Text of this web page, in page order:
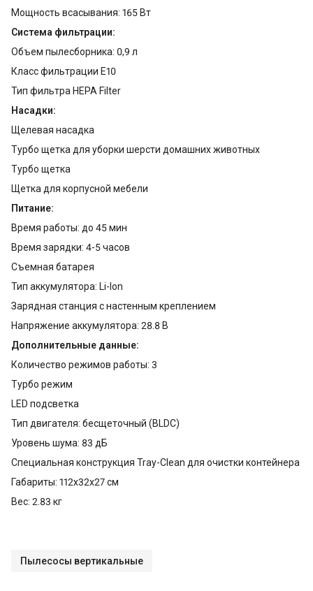
Мощность всасывания: 165 Вт
Система фильтрации:
Объем пылесборника: 0,9 л
Класс фильтрации E10
Тип фильтра HEPA Filter
Насадки:
Щелевая насадка
Турбо щетка для уборки шерсти домашних животных
Турбо щетка
Щетка для корпусной мебели
Питание:
Время работы: до 45 мин
Время зарядки: 4-5 часов
Съемная батарея
Тип аккумулятора: Li-Ion
Зарядная станция с настенным креплением
Напряжение аккумулятора: 28.8 В
Дополнительные данные:
Количество режимов работы: 3
Турбо режим
LED подсветка
Тип двигателя: бесщеточный (BLDC)
Уровень шума: 83 дБ
Специальная конструкция Tray-Clean для очистки контейнера
Габариты: 112x32x27 см
Вес: 2.83 кг
Пылесосы вертикальные